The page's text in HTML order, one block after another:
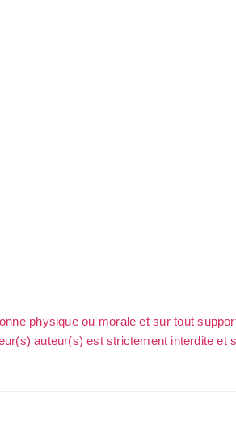
physique ou morale et sur tout
auteur(s) est strictement interdite et